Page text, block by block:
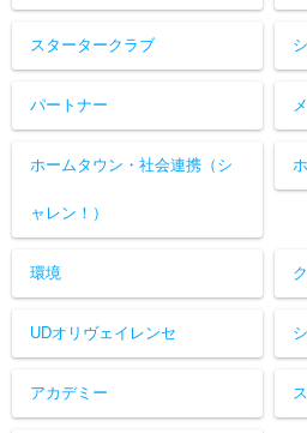
スタータークラブ
パートナー
ホームタウン・社会連携（シ
ャレン！）
環境
UDオリヴェイレンセ
アカデミー